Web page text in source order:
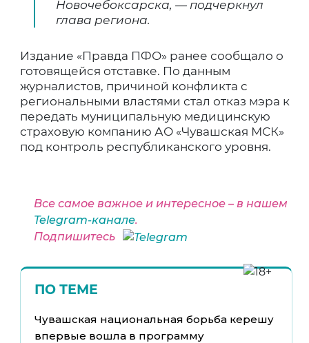
Новочебоксарска, — подчеркнул
глава региона.
Издание «Правда ПФО» ранее сообщало о
готовящейся отставке. По данным
журналистов, причиной конфликта с
региональными властями стал отказ мэра к
передать муниципальную медицинскую
страховую компанию АО «Чувашская МСК»
под контроль республиканского уровня.
Все самое важное и интересное – в нашем
Telegram-канале.
Подпишитесь
ПО ТЕМЕ
Чувашская национальная борьба керешу
впервые вошла в программу